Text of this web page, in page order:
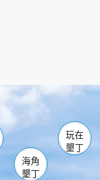
南仁湖
佳樂水
區心
園 風吹沙龍磐公園
灣
砂島
鑾鼻
海角
墾丁
玩在
墾丁